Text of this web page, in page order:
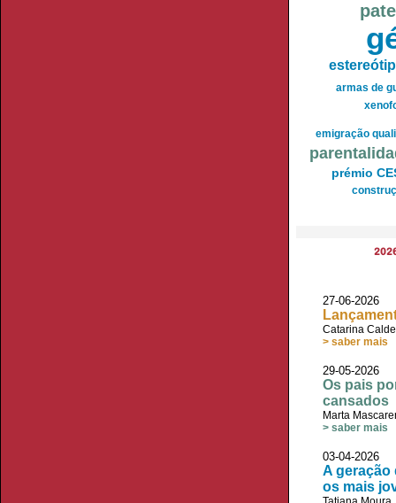
armas de
emigração
prémio
27-06-2026
Catarina
> saber mais
29-05-
Os pais
cansados
Marta
> saber mais
03-04-
A geração
os mais